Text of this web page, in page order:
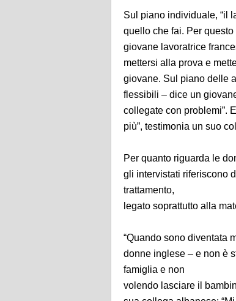
Sul piano individuale, “il
quello che fai. Per
giovane lavoratrice
mettersi alla prova e
giovane. Sul piano delle
flessibili – dice un
collegate con problemi”.
più”, testimonia un suo
Per quanto riguarda le
gli intervistati riferiscono
trattamento,
legato soprattutto alla
“Quando sono diventata
donne inglese – e non è
famiglia e non
volendo lasciare il